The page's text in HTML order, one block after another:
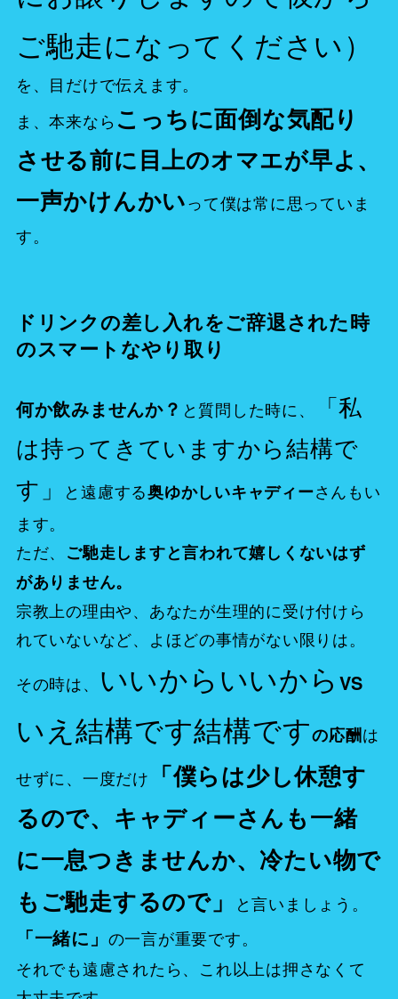
ご馳走になってください）
を、目だけで伝えます。
ま、本来なら こっちに面倒な気配り
させる前に目上のオマエが早よ、
一声かけんかいって僕は常に思っていま
す。
ドリンクの差し入れをご辞退された時
のスマートなやり取り
何か飲みませんか？ と質問した時に、
「私
は持ってきていますから結構で
す」
と遠慮する奥ゆかしいキャディーさんもい
ます。
ただ、 ご馳走しますと言われて嬉しくないはず
がありません。
宗教上の理由や、あなたが生理的に受け付けら
れていないなど、よほどの事情がない限りは。
その時は、 いいからいいから VS
いえ結構です結構ですの応酬は
せずに、一度だけ
「僕らは少し休憩す
るので、キャディーさんも一緒
に一息つきませんか、冷たい物で
もご馳走するので」
と言いましょう。
「一緒に」 の一言が重要です。
それでも遠慮されたら、これ以上は押さなくて